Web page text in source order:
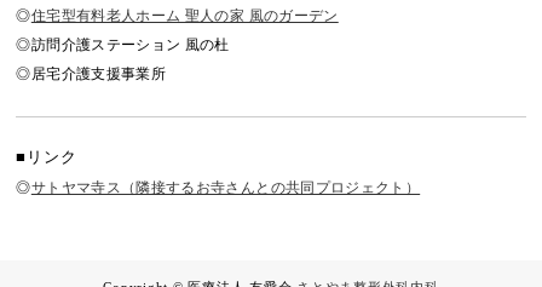
◎住宅型有料老人ホーム 聖人の家 風のガーデン
◎訪問介護ステーション 風の杜
◎居宅介護支援事業所
■リンク
◎サトヤマ寺ス（隣接するお寺さんとの共同プロジェクト）